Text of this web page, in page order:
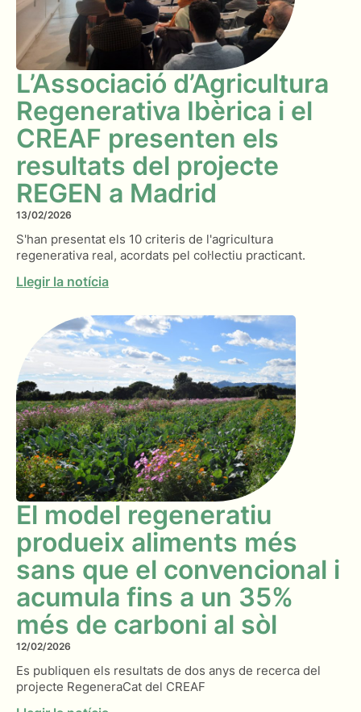
L’Associació d’Agricultura
Regenerativa Ibèrica i el
CREAF presenten els
resultats del projecte
REGEN a Madrid
13/02/2026
S'han presentat els 10 criteris de l'agricultura
regenerativa real, acordats pel col·lectiu practicant.
Llegir la notícia
El model regeneratiu
produeix aliments més
sans que el convencional i
acumula fins a un 35%
més de carboni al sòl
12/02/2026
Es publiquen els resultats de dos anys de recerca del
projecte RegeneraCat del CREAF